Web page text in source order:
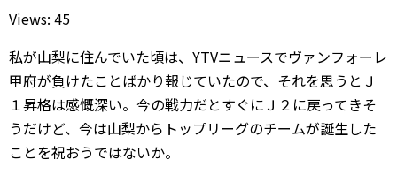
Views: 45
私が山梨に住んでいた頃は、YTVニュースでヴァンフォーレ
甲府が負けたことばかり報じていたので、それを思うとＪ
１昇格は感慨深い。今の戦力だとすぐにＪ２に戻ってきそ
うだけど、今は山梨からトップリーグのチームが誕生した
ことを祝おうではないか。